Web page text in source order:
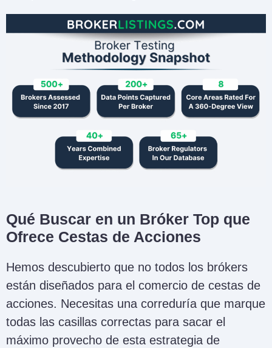
Qué Buscar en un Bróker Top que
Ofrece Cestas de Acciones
Hemos descubierto que no todos los brókers
están diseñados para el comercio de cestas de
acciones. Necesitas una correduría que marque
todas las casillas correctas para sacar el
máximo provecho de esta estrategia de